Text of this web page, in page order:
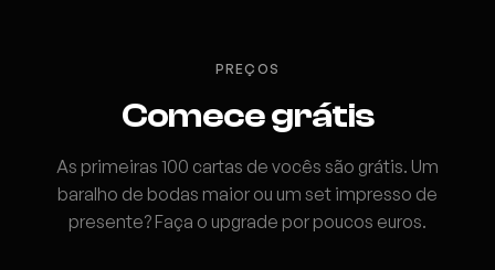
PREÇOS
Comece grátis
As primeiras 100 cartas de vocês são grátis. Um
baralho de bodas maior ou um set impresso de
presente? Faça o upgrade por poucos euros.